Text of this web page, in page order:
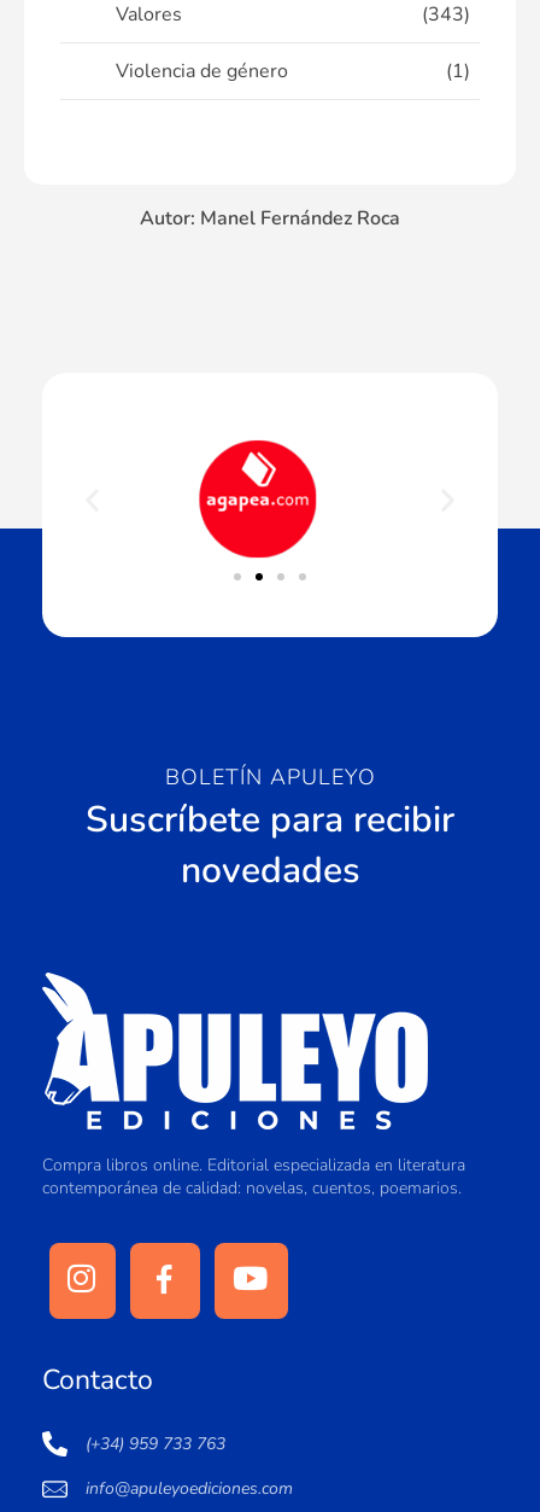
Valores (343)
Violencia de género (1)
Autor: Manel Fernández Roca
BOLETÍN APULEYO
Suscríbete para recibir
novedades
Compra libros online. Editorial especializada en literatura
contemporánea de calidad: novelas, cuentos, poemarios.
Contacto
(+34) 959 733 763
info@apuleyoediciones.com